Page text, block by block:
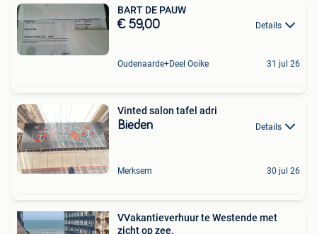
BART DE PAUW
€ 59,00 Details
Oudenaarde+Deel Ooike 31 jul 26
Vinted salon tafel adri
Bieden Details
Merksem 30 jul 26
VVakantieverhuur te Westende met
zicht op zee,